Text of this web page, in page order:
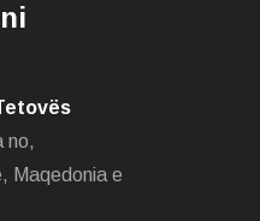
no,
Maqedonia e